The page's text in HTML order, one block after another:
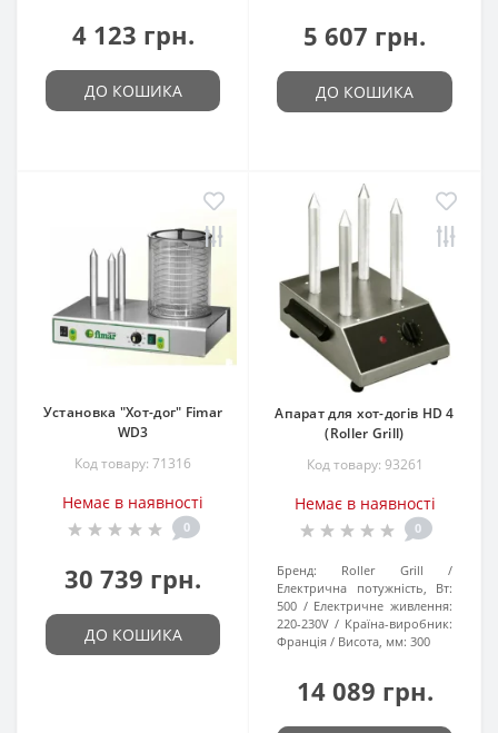
4 123 грн.
ДО КОШИКА
5 607 грн.
ДО КОШИКА
Установка "Хот-дог" Fimar
WD3
Код товару: 71316
Немає в наявності
0
30 739 грн.
ДО КОШИКА
Апарат для хот-догів HD 4
(Roller Grill)
Код товару: 93261
Немає в наявності
0
Бренд:
Roller Grill
Електрична потужність, Вт:
500
Електричне живлення:
220-230V
Країна-виробник:
Франція
Висота, мм: 300
14 089 грн.